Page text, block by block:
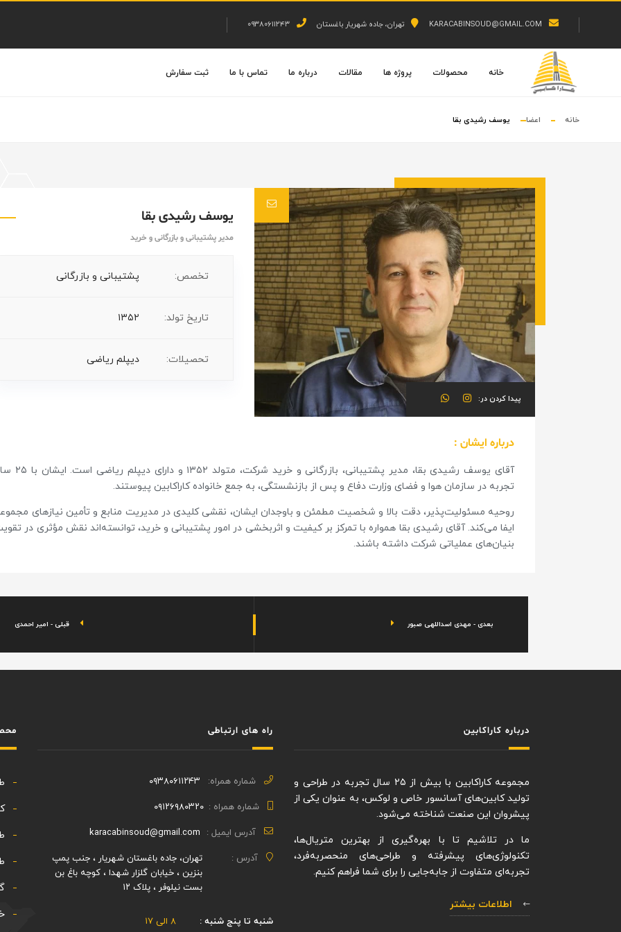
KARACABINSOUD@GMAIL.COM تهران، جاده شهریار باغستان ۰۹۳۸۰۶۱۱۲۴۳
خانه محصولات پروژه ها مقالات درباره ما تماس با ما ثبت سفارش
خانه اعضا یوسف رشیدی بقا
پیدا کردن در:
یوسف رشیدی بقا
مدیر پشتیبانی و بازرگانی و خرید
تخصص: پشتیبانی و بازرگانی
تاریخ تولد: ۱۳۵۲
تحصیلات: دیپلم ریاضی
درباره ایشان :
آقای یوسف رشیدی بقا، مدیر پشتیبانی، بازرگانی و خرید
تجربه در سازمان هوا و فضای وزارت دفاع و پس از بازنشستگی، به جمع خانواده کاراکابین پیوستند.
روحیه مسئولیت‌پذیر، دقت بالا و شخصیت مطمئن و باوجدان ایشان، نقشی کلیدی در مدیریت منابع و تأمین نیازهای
ایفا می‌کند. آقای رشیدی بقا همواره با تمرکز بر کیفیت و اثربخشی در امور پشتیبانی و خرید، توانسته‌اند نقش مؤثری در
بنیان‌های عملیاتی شرکت داشته باشند.
قبلی - امیر احمدی بعدی - مهدی اسداللهی صبور
درباره کاراکابین
مجموعه کاراکابین با بیش از ۲۵ سال تجربه در طراحی و
تولید کابین‌های آسانسور خاص و لوکس، به عنوان یکی از
پیشروان این صنعت شناخته می‌شود.
ما در تلاشیم تا با بهره‌گیری از بهترین متریال‌ها،
تکنولوژی‌های پیشرفته و طراحی‌های منحصربه‌فرد،
تجربه‌ای متفاوت از جابه‌جایی را برای شما فراهم کنیم.
راه های ارتباطی
شماره همراه: ۰۹۳۸۰۶۱۱۲۴۳
شماره همراه : ۰۹۱۲۶۹۸۰۳۲۰
آدرس ایمیل : karacabinsoud@gmail.com
آدرس :
تهران، جاده باغستان شهریار ، جنب پمپ
بنزین ، خیابان گلزار شهدا ، کوچه باغ بن
بست نیلوفر ، پلاک ۱۲
شنبه تا پنج شنبه : ۸ الی ۱۷